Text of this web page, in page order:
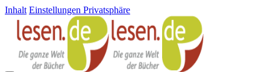
Inhalt Einstellungen Privatsphäre